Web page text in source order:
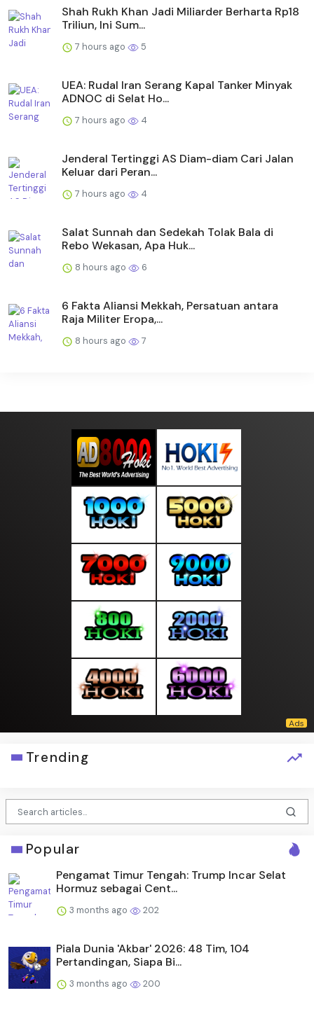
Shah Rukh Khan Jadi Miliarder Berharta Rp18
Triliun, Ini Sum...
7 hours ago 5
UEA: Rudal Iran Serang Kapal Tanker Minyak
ADNOC di Selat Ho...
7 hours ago 4
Jenderal Tertinggi AS Diam-diam Cari Jalan
Keluar dari Peran...
7 hours ago 4
Salat Sunnah dan Sedekah Tolak Bala di
Rebo Wekasan, Apa Huk...
8 hours ago 6
6 Fakta Aliansi Mekkah, Persatuan antara
Raja Militer Eropa,...
8 hours ago 7
Trending
Popular
Pengamat Timur Tengah: Trump Incar Selat
Hormuz sebagai Cent...
3 months ago 202
Piala Dunia 'Akbar' 2026: 48 Tim, 104
Pertandingan, Siapa Bi...
3 months ago 200